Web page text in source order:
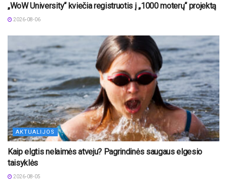
„WoW University“ kviečia registruotis į „1000 moterų“ projektą
2026-08-06
AKTUALIJOS
Kaip elgtis nelaimės atveju? Pagrindinės saugaus elgesio
taisyklės
2026-08-05